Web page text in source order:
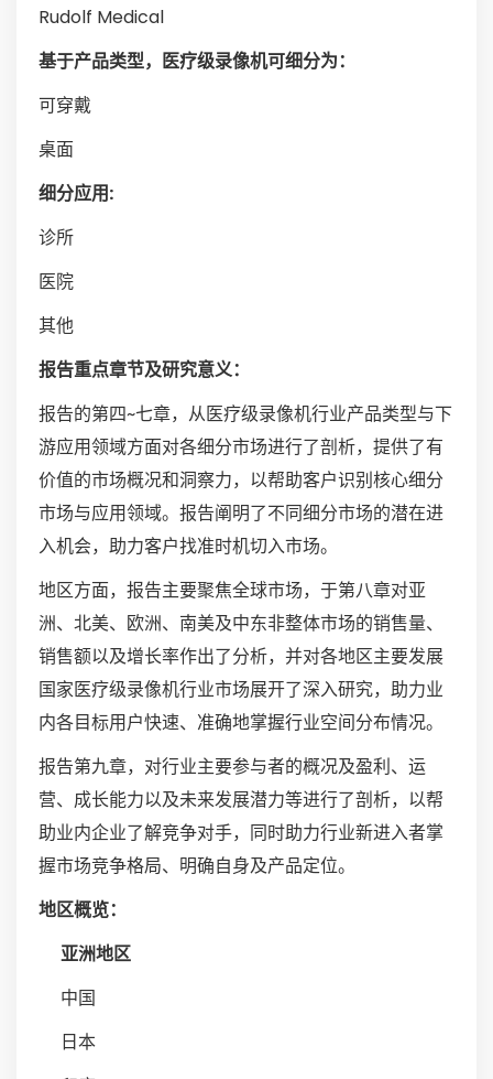
Rudolf Medical
基于产品类型，医疗级录像机可细分为：
可穿戴
桌面
细分应用:
诊所
医院
其他
报告重点章节及研究意义：
报告的第四~七章，从医疗级录像机行业产品类型与下
游应用领域方面对各细分市场进行了剖析，提供了有
价值的市场概况和洞察力，以帮助客户识别核心细分
市场与应用领域。报告阐明了不同细分市场的潜在进
入机会，助力客户找准时机切入市场。
地区方面，报告主要聚焦全球市场，于第八章对亚
洲、北美、欧洲、南美及中东非整体市场的销售量、
销售额以及增长率作出了分析，并对各地区主要发展
国家医疗级录像机行业市场展开了深入研究，助力业
内各目标用户快速、准确地掌握行业空间分布情况。
报告第九章，对行业主要参与者的概况及盈利、运
营、成长能力以及未来发展潜力等进行了剖析，以帮
助业内企业了解竞争对手，同时助力行业新进入者掌
握市场竞争格局、明确自身及产品定位。
地区概览：
亚洲地区
中国
日本